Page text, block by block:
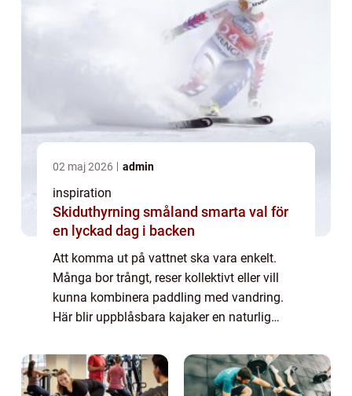
02 maj 2026 admin
inspiration
Skiduthyrning småland smarta val för
en lyckad dag i backen
Att komma ut på vattnet ska vara enkelt.
Många bor trångt, reser kollektivt eller vill
kunna kombinera paddling med vandring.
Här blir uppblåsbara kajaker en naturlig